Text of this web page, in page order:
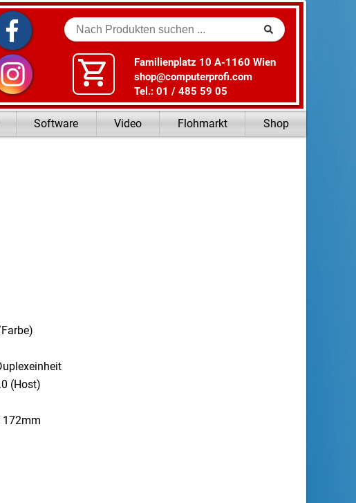
Suche
Familienplatz 10 A-1160 Wien
shop@computerprofi.com
Tel.: 01 / 485 59 05
Software Video Flohmarkt Shop
(Host)
172mm